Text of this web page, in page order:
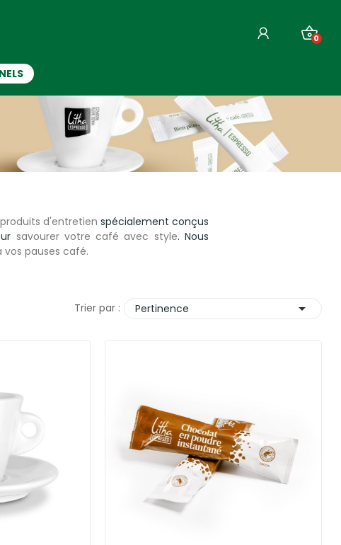
0
produits d'entretien spécialement conçus
savourer votre café avec style. Nous
pauses café.
Trier par : Pertinence 